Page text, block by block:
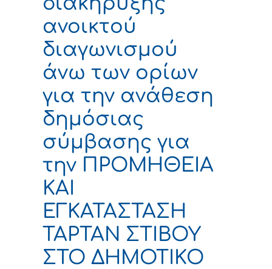
ανοικτού
διαγωνισμού
άνω των ορίων
για την ανάθεση
δημόσιας
σύμβασης για
την ΠΡΟΜΗΘΕΙΑ
ΚΑΙ
ΕΓΚΑΤΑΣΤΑΣΗ
ΤΑΡΤΑΝ ΣΤΙΒΟΥ
ΣΤΟ ΔΗΜΟΤΙΚΟ